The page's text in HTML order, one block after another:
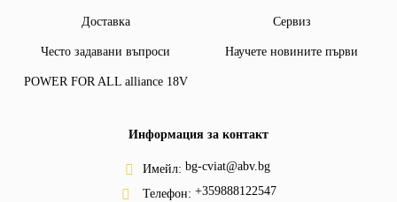
Доставка Сервиз
Често задавани въпроси Научете новините първи
POWER FOR ALL alliance 18V
Информация за контакт
Имейл: bg-cviat@abv.bg
Телефон: +359888122547